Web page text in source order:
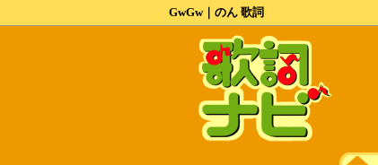
GwGw｜のん 歌詞